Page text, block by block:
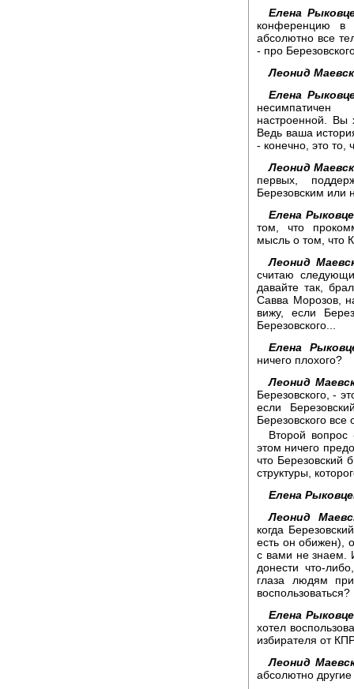
Елена
конференцию в
абсолютно все
- про
Леонид
Елена
несимпатичен
настроенной. Вы
Ведь ваша
- конечно, это то,
Леонид
первых,
Березовским или
Елена
том, что
мысль о том, что
Леонид
считаю
давайте так,
Савва Морозов,
вижу, если
Березовского...
Елена
ничего плохого?
Леонид
Березовского, -
если
Березовского
Второй вопрос
этом ничего
что Березовский
структуры,
Елена
Леонид
когда
есть он обижен),
с вами не знаем.
донести что-
глаза людям
воспользоваться?
Елена
хотел
избирателя от
Леонид
абсолютно